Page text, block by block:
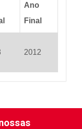
Ano
Final
2012